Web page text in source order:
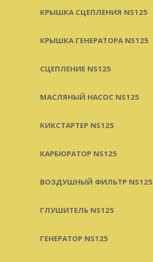
КРЫШКА СЦЕПЛЕНИЯ NS125
КРЫШКА ГЕНЕРАТОРА NS125
СЦЕПЛЕНИЕ NS125
МАСЛЯНЫЙ НАСОС NS125
КИКСТАРТЕР NS125
КАРБЮРАТОР NS125
ВОЗДУШНЫЙ ФИЛЬТР NS125
ГЛУШИТЕЛЬ NS125
ГЕНЕРАТОР NS125